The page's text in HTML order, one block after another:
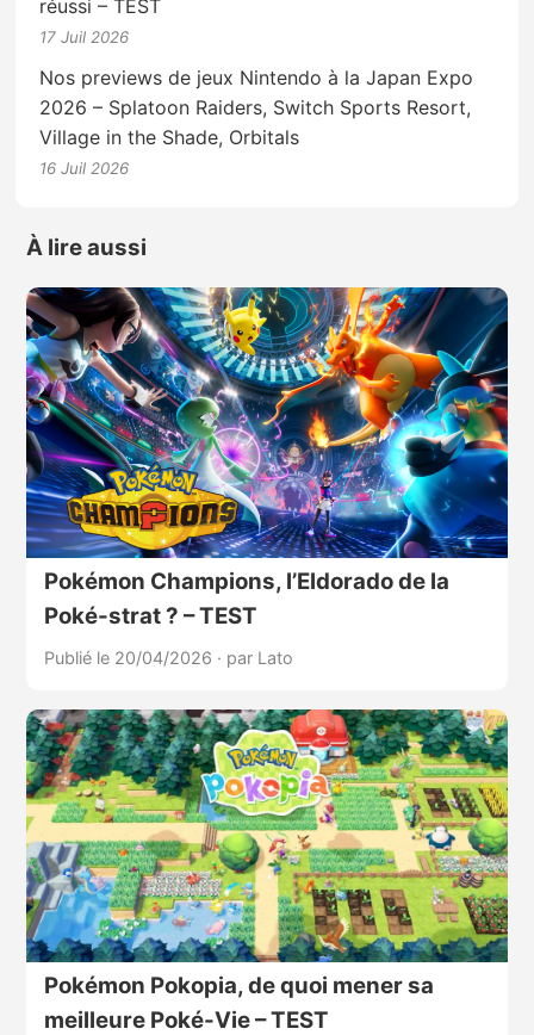
réussi – TEST
17 Juil 2026
Nos previews de jeux Nintendo à la Japan Expo
2026 – Splatoon Raiders, Switch Sports Resort,
Village in the Shade, Orbitals
16 Juil 2026
À lire aussi
Pokémon Champions, l’Eldorado de la
Poké-strat ? – TEST
Publié le 20/04/2026 · par Lato
Pokémon Pokopia, de quoi mener sa
meilleure Poké-Vie – TEST